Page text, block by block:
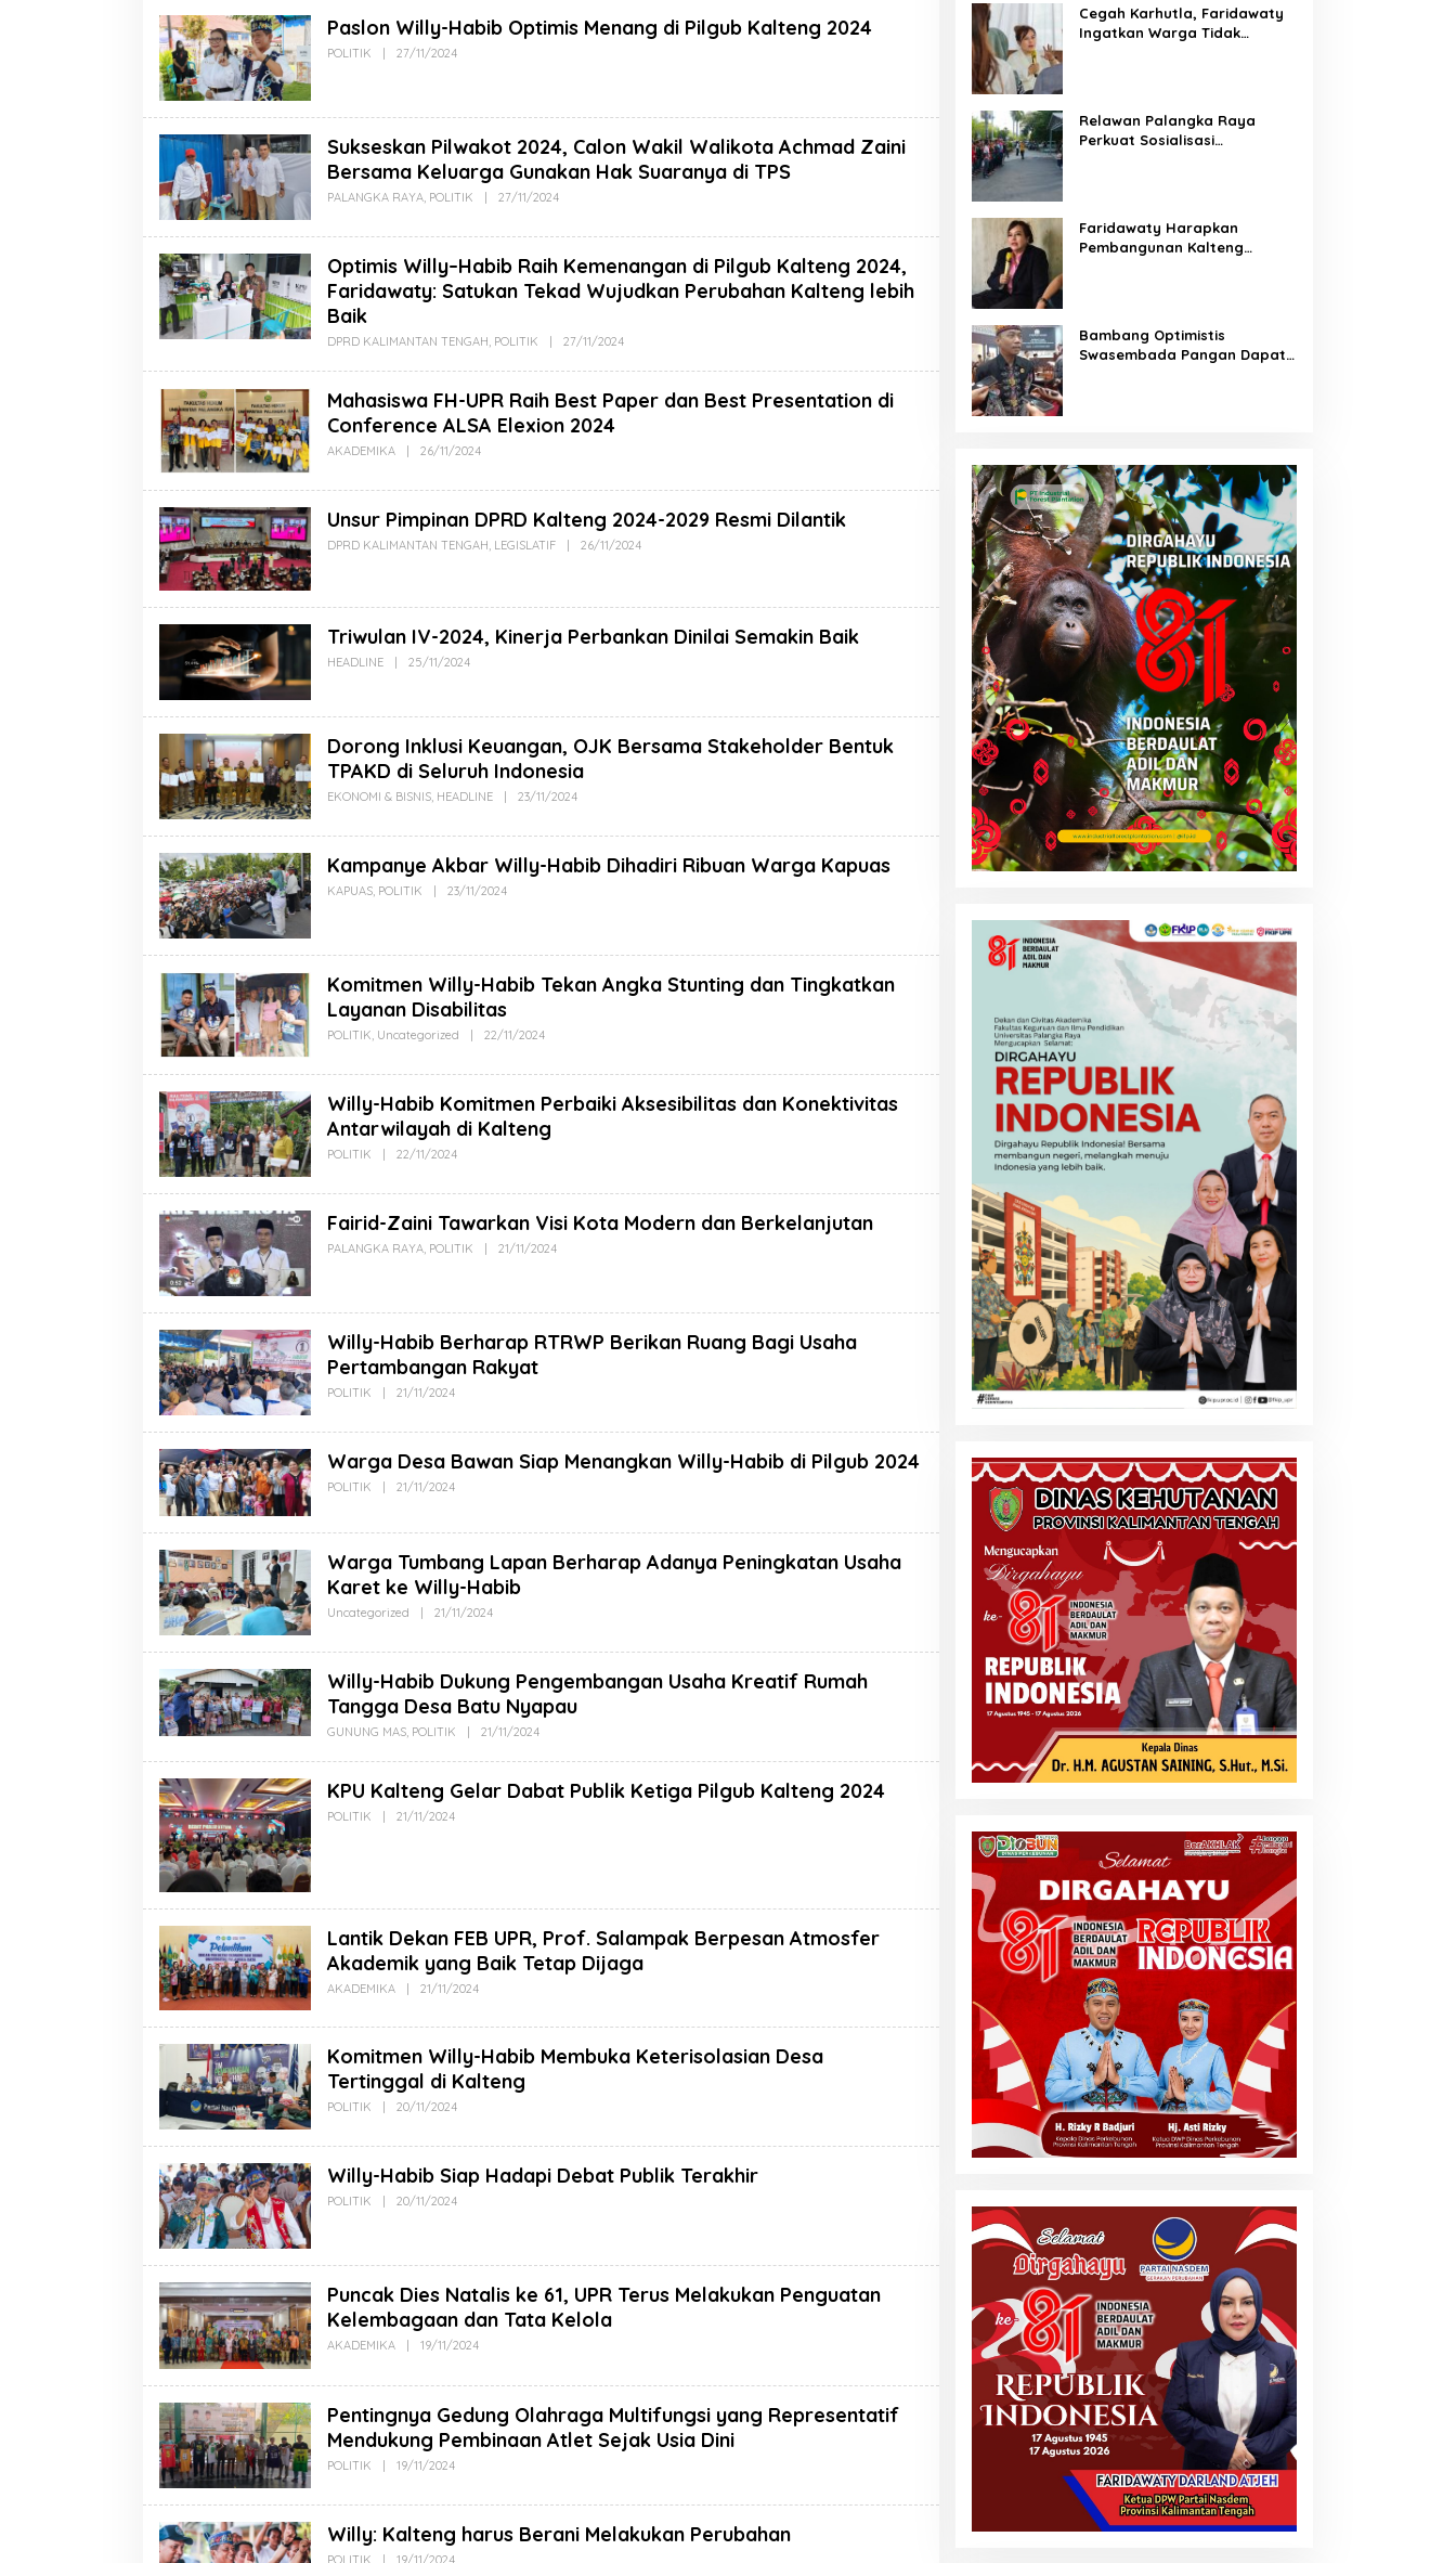
Paslon Willy-Habib Optimis Menang di Pilgub Kalteng 2024
POLITIK 27/11/2024
Sukseskan Pilwakot 2024, Calon Wakil Walikota Achmad Zaini
Bersama Keluarga Gunakan Hak Suaranya di TPS
PALANGKA RAYA, POLITIK 27/11/2024
Optimis Willy–Habib Raih Kemenangan di Pilgub Kalteng 2024,
Faridawaty: Satukan Tekad Wujudkan Perubahan Kalteng lebih
Baik
DPRD KALIMANTAN TENGAH, POLITIK 27/11/2024
Mahasiswa FH-UPR Raih Best Paper dan Best Presentation di
Conference ALSA Elexion 2024
AKADEMIKA 26/11/2024
Unsur Pimpinan DPRD Kalteng 2024-2029 Resmi Dilantik
DPRD KALIMANTAN TENGAH, LEGISLATIF 26/11/2024
Triwulan IV-2024, Kinerja Perbankan Dinilai Semakin Baik
HEADLINE | 25/11/2024
Dorong Inklusi Keuangan, OJK Bersama Stakeholder Bentuk
TPAKD di Seluruh Indonesia
EKONOMI & BISNIS, HEADLINE 23/11/2024
Kampanye Akbar Willy-Habib Dihadiri Ribuan Warga Kapuas
KAPUAS, POLITIK 23/11/2024
Komitmen Willy-Habib Tekan Angka Stunting dan Tingkatkan
Layanan Disabilitas
POLITIK, Uncategorized 22/11/2024
Willy-Habib Komitmen Perbaiki Aksesibilitas dan Konektivitas
Antarwilayah di Kalteng
POLITIK 22/11/2024
Fairid-Zaini Tawarkan Visi Kota Modern dan Berkelanjutan
PALANGKA RAYA, POLITIK | 21/11/2024
Willy-Habib Berharap RTRWP Berikan Ruang Bagi Usaha
Pertambangan Rakyat
POLITIK | 21/11/2024
Warga Desa Bawan Siap Menangkan Willy-Habib di Pilgub 2024
POLITIK | 21/11/2024
Warga Tumbang Lapan Berharap Adanya Peningkatan Usaha
Karet ke Willy-Habib
Uncategorized | 21/11/2024
Willy-Habib Dukung Pengembangan Usaha Kreatif Rumah
Tangga Desa Batu Nyapau
GUNUNG MAS POLITIK | 21/11/2024
KPU Kalteng Gelar Dabat Publik Ketiga Pilgub Kalteng 2024
POLITIK | 21/11/2024
Lantik Dekan FEB UPR, Prof. Salampak Berpesan Atmosfer
Akademik yang Baik Tetap Dijaga
AKADEMIKA | 21/11/2024
Komitmen Willy-Habib Membuka Keterisolasian Desa
Tertinggal di Kalteng
POLITIK 20/11/2024
Willy-Habib Siap Hadapi Debat Publik Terakhir
POLITIK 20/11/2024
Puncak Dies Natalis ke 61, UPR Terus Melakukan Penguatan
Kelembagaan dan Tata Kelola
AKADEMIKA | 19/11/2024
Pentingnya Gedung Olahraga Multifungsi yang Representatif
Mendukung Pembinaan Atlet Sejak Usia Dini
POLITIK | 19/11/2024
Willy: Kalteng harus Berani Melakukan Perubahan
POLITIK | 19/11/2024
Cegah Karhutla, Faridawaty
Ingatkan Warga Tidak
Relawan Palangka Raya
Perkuat Sosialisasi
Faridawaty Harapkan
Pembangunan Kalteng
Bambang Optimistis
Swasembada Pangan Dapat